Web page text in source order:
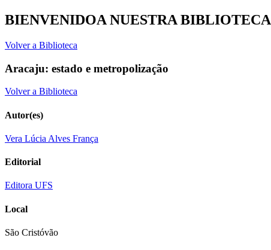
BIENVENIDOA NUESTRA BIBLIOTECA
Volver a Biblioteca
Aracaju: estado e metropolização
Volver a Biblioteca
Autor(es)
Vera Lúcia Alves França
Editorial
Editora UFS
Local
São Cristóvão